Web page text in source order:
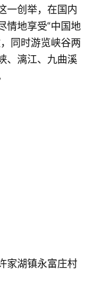
一创举，在国内
情地享受“中国地
同时游览峡谷两
、漓江、九曲溪
家湖镇永富庄村